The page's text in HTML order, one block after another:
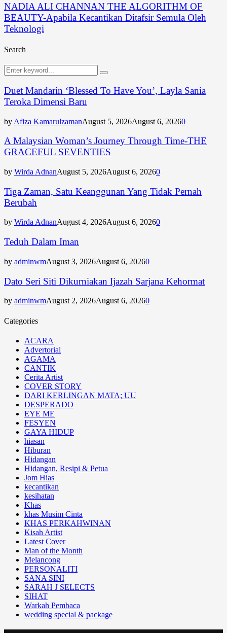
NADIA ALI CHANNAN THE ALGORITHM OF
BEAUTY-Apabila Kecantikan Ditafsir Semula Oleh
Teknologi
Search
Search
for:
Search
Duet Mandarin ‘Blessed To Have You’, Layla Sania
Teroka Dimensi Baru
by Afiza KamarulzamanAugust 5, 2026August 6, 20260
A Malaysian Woman’s Journey Through Time-THE
GRACEFUL SEVENTIES
by Wirda AdnanAugust 5, 2026August 6, 20260
Tiga Zaman, Satu Keanggunan Yang Tidak Pernah
Berubah
by Wirda AdnanAugust 4, 2026August 6, 20260
Teduh Dalam Iman
by adminwmAugust 3, 2026August 6, 20260
Dato Seri Siti Dikurniakan Ijazah Sarjana Kehormat
by adminwmAugust 2, 2026August 6, 20260
Categories
ACARA
Advertorial
AGAMA
CANTIK
Cerita Artist
COVER STORY
DARI KERLINGAN MATA; UU
DESPERADO
EYE ME
FESYEN
GAYA HIDUP
hiasan
Hiburan
Hidangan
Hidangan, Resipi & Petua
Jom Hias
kecantikan
kesihatan
Khas
khas Musim Cinta
KHAS PERKAHWINAN
Kisah Artist
Latest Cover
Man of the Month
Melancong
PERSONALITI
SANA SINI
SARAH J SELECTS
SIHAT
Warkah Pembaca
wedding special & package